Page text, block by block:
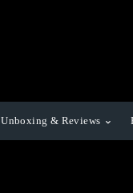
Unboxing & Reviews